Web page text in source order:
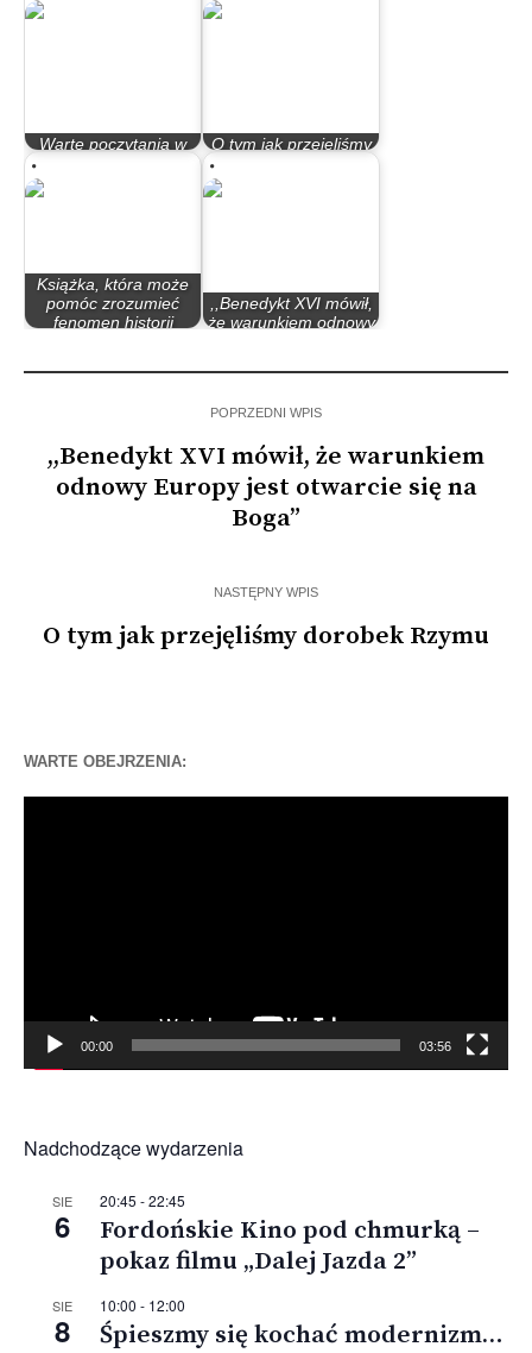
Warte poczytania w
jubileuszu 1050-lecia
O tym jak przejęliśmy
Książka, która może
pomóc zrozumieć
fenomen historii
,,Benedykt XVI mówił,
że warunkiem odnowy
POPRZEDNI WPIS
,,Benedykt XVI mówił, że warunkiem
odnowy Europy jest otwarcie się na
Boga”
NASTĘPNY WPIS
O tym jak przejęliśmy dorobek Rzymu
WARTE OBEJRZENIA:
00:00 03:56
Nadchodzące wydarzenia
SIE
6
20:45 -22:45
Fordońskie Kino pod chmurką –
pokaz filmu „Dalej Jazda 2”
SIE
8
10:00 - 12:00
Śpieszmy się kochać modernizm…